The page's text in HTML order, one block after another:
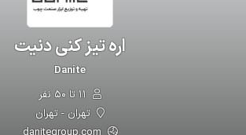
اره تیز کنی دنیت
Danite
تهران - تهران